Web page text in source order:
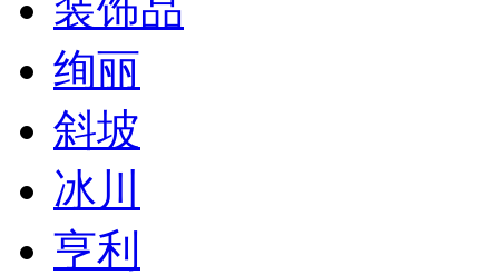
绚丽
斜坡
冰川
亨利